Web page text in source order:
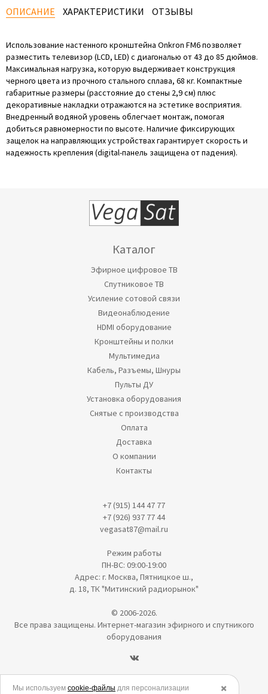
ОПИСАНИЕ ХАРАКТЕРИСТИКИ ОТЗЫВЫ
Использование настенного кронштейна Onkron FM6 позволяет
разместить телевизор (LCD, LED) с диагональю от 43 до 85 дюймов.
Максимальная нагрузка, которую выдерживает конструкция
черного цвета из прочного стального сплава, 68 кг. Компактные
габаритные размеры (расстояние до стены 2,9 см) плюс
декоративные накладки отражаются на эстетике восприятия.
Внедренный водяной уровень облегчает монтаж, помогая
добиться равномерности по высоте. Наличие фиксирующих
защелок на направляющих устройствах гарантирует скорость и
надежность крепления (digital-панель защищена от падения).
Каталог
Эфирное цифровое ТВ
Спутниковое ТВ
Усиление сотовой связи
Видеонаблюдение
HDMI оборудование
Кронштейны и полки
Мультимедиа
Кабель, Разъемы, Шнуры
Пульты ДУ
Установка оборудования
Снятые с производства
Оплата
Доставка
О компании
Контакты
+7 (915) 144 47 77
+7 (926) 937 77 44
vegasat87@mail.ru
Режим работы
ПН-ВС: 09:00-19:00
Адрес: г. Москва, Пятницкое ш.,
д. 18, ТК "Митинский радиорынок"
© 2006-2026.
Все права защищены. Интернет-магазин эфирного и спутникого
оборудования
Политика в отношении обработки персональных данных ✖️
Мы используем cookie-файлы для персонализации